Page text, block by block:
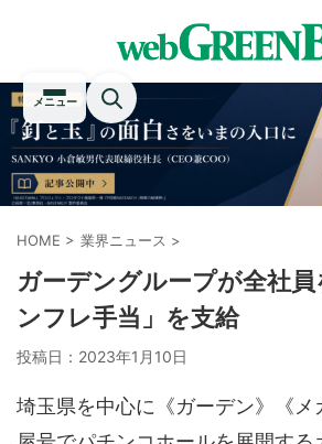
メニュー
HOME > 業界ニュース >
ガーデングループが全社員
ンフレ手当」を支給
投稿日： 2023年1月10日
埼玉県を中心に《ガーデン》《メ